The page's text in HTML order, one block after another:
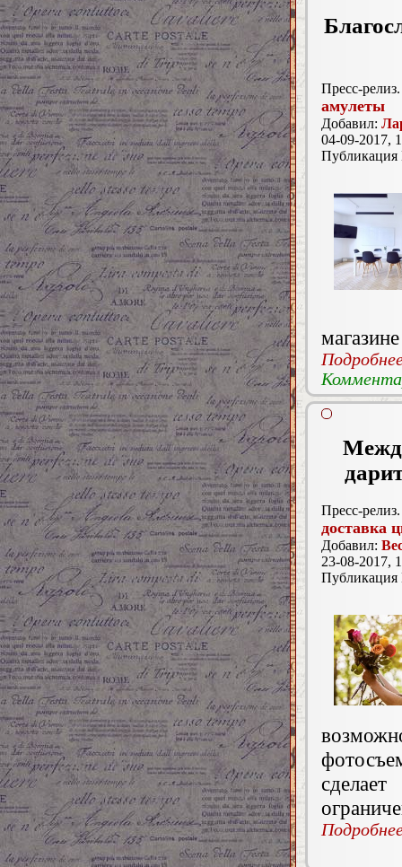
Пресс-релиз.
амулеты
Добавил:
04-09-2017,
Пресс-релиз.
доставка
Добавил:
23-08-2017,